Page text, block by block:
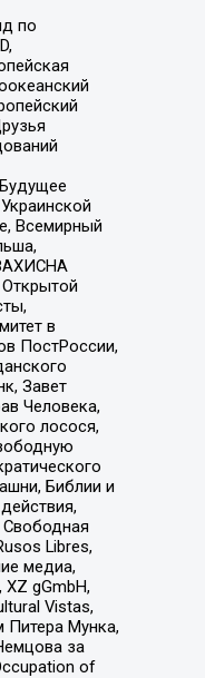
по
Всемирный
в
ПостРоссии,
Завет
Человека,
лосося,
Библии и
Libres,
медиа,
gGmbH,
Vistas,
Питера Мунка,
за
of